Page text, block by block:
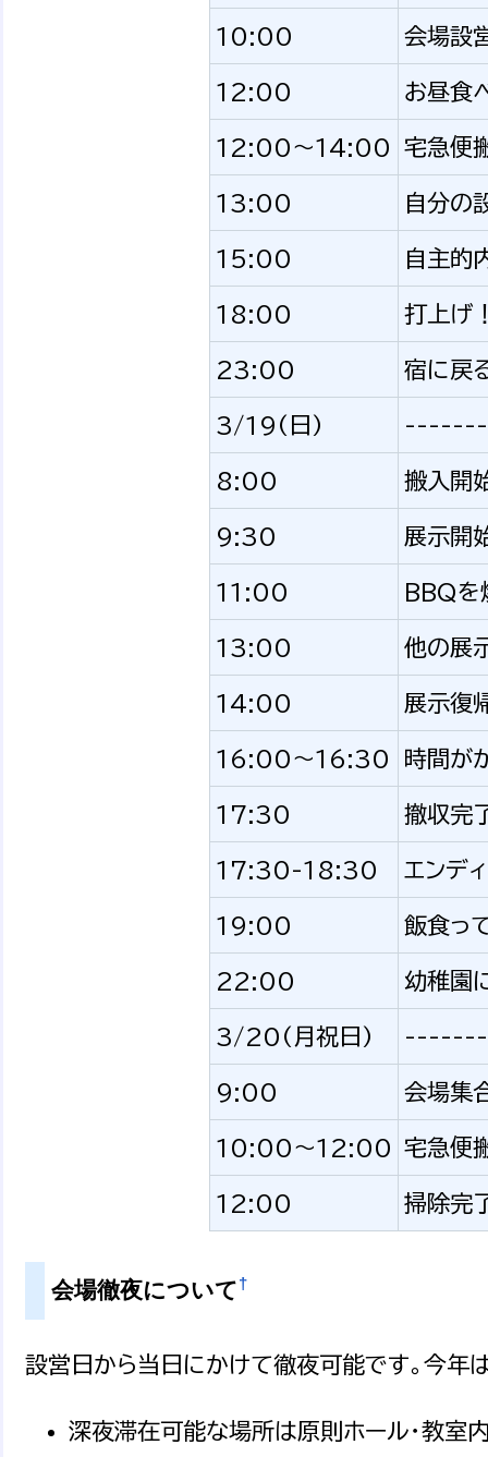
10:00 会場設
12:00 お昼食
12:00〜14:00 宅急便
13:00 自分の
15:00 自主的
18:00 打上げ
23:00 宿に戻
3/19(日) -------
8:00 搬入開
9:30 展示開
11:00 BBQを
13:00 他の展
14:00 展示復
16:00〜16:30 時間が
17:30 撤収完
17:30-18:30 エンデ
19:00 飯食っ
22:00 幼稚園
3/20(月祝日) -------
9:00 会場集
10:00〜12:00 宅急便
12:00 掃除完
会場徹夜について†
設営日から当日にかけて徹夜可能です。今年
深夜滞在可能な場所は原則ホール・教室